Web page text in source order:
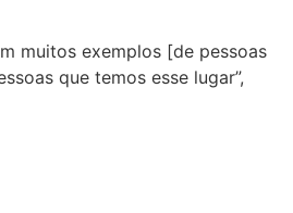
muitos exemplos [de pessoas
que temos esse lugar”,